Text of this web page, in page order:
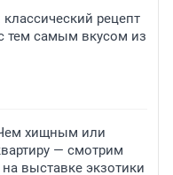
рецепт
тем самым вкусом из
хищным или
— смотрим
выставке экзотики